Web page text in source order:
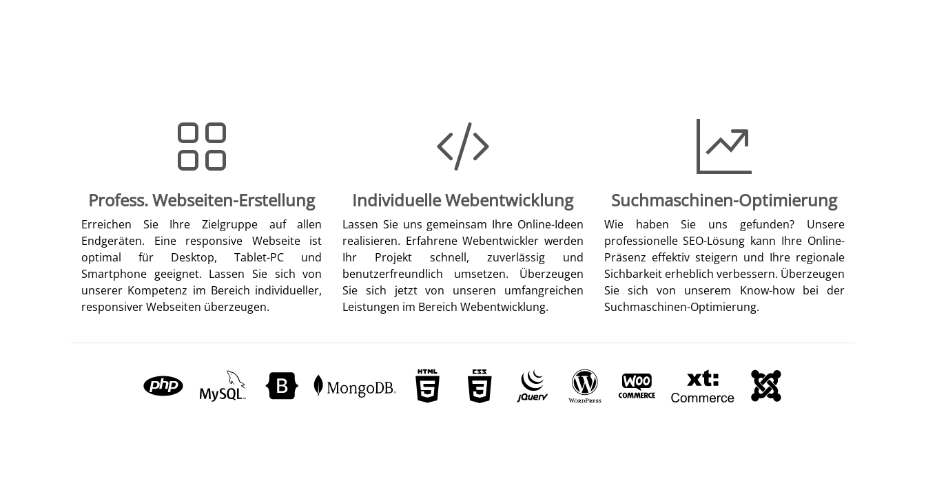
Profess. Webseiten-Erstellung
Erreichen Sie Ihre Zielgruppe auf allen
Endgeräten. Eine responsive Webseite ist
optimal für Desktop, Tablet-PC und
Smartphone geeignet. Lassen Sie sich von
unserer Kompetenz im Bereich individueller,
responsiver Webseiten überzeugen.
Individuelle Webentwicklung
Lassen Sie uns gemeinsam Ihre Online-Ideen
realisieren. Erfahrene Webentwickler werden
Ihr Projekt schnell, zuverlässig und
benutzerfreundlich umsetzen. Überzeugen
Sie sich jetzt von unseren umfangreichen
Leistungen im Bereich Webentwicklung.
Suchmaschinen-Optimierung
Wie haben Sie uns gefunden? Unsere
professionelle SEO-Lösung kann Ihre Online-
Präsenz effektiv steigern und Ihre regionale
Sichbarkeit erheblich verbessern. Überzeugen
Sie sich von unserem Know-how bei der
Suchmaschinen-Optimierung.